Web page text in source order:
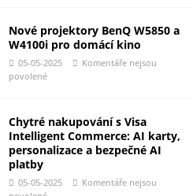
Nové projektory BenQ W5850 a
W4100i pro domácí kino
05-05-2025
Komentáře nejsou
povolené
Chytré nakupování s Visa
Intelligent Commerce: AI karty,
personalizace a bezpečné AI
platby
05-05-2025
Komentáře nejsou